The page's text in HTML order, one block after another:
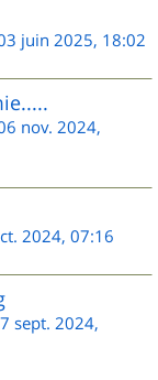
juin 2025, 18:02
nov. 2024,
2024, 07:16
sept. 2024,